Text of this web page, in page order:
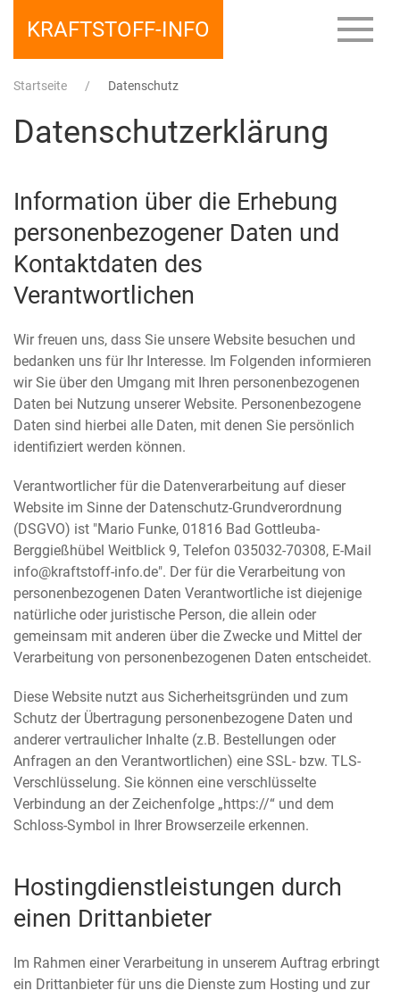
KRAFTSTOFF-INFO
Startseite Datenschutz
Datenschutzerklärung
Information über die Erhebung
personenbezogener Daten und
Kontaktdaten des
Verantwortlichen
Wir freuen uns, dass Sie unsere Website besuchen und
bedanken uns für Ihr Interesse. Im Folgenden informieren
wir Sie über den Umgang mit Ihren personenbezogenen
Daten bei Nutzung unserer Website. Personenbezogene
Daten sind hierbei alle Daten, mit denen Sie persönlich
identifiziert werden können.
Verantwortlicher für die Datenverarbeitung auf dieser
Website im Sinne der Datenschutz-Grundverordnung
(DSGVO) ist "Mario Funke, 01816 Bad Gottleuba-
Berggießhübel Weitblick 9, Telefon 035032-70308, E-Mail
info@kraftstoff-info.de". Der für die Verarbeitung von
personenbezogenen Daten Verantwortliche ist diejenige
natürliche oder juristische Person, die allein oder
gemeinsam mit anderen über die Zwecke und Mittel der
Verarbeitung von personenbezogenen Daten entscheidet.
Diese Website nutzt aus Sicherheitsgründen und zum
Schutz der Übertragung personenbezogene Daten und
anderer vertraulicher Inhalte (z.B. Bestellungen oder
Anfragen an den Verantwortlichen) eine SSL- bzw. TLS-
Verschlüsselung. Sie können eine verschlüsselte
Verbindung an der Zeichenfolge „https://“ und dem
Schloss-Symbol in Ihrer Browserzeile erkennen.
Hostingdienstleistungen durch
einen Drittanbieter
Im Rahmen einer Verarbeitung in unserem Auftrag erbringt
ein Drittanbieter für uns die Dienste zum Hosting und zur